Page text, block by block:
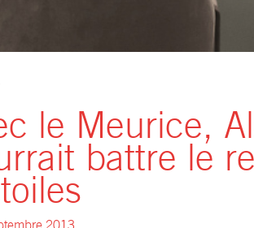
le Meurice,
battre le